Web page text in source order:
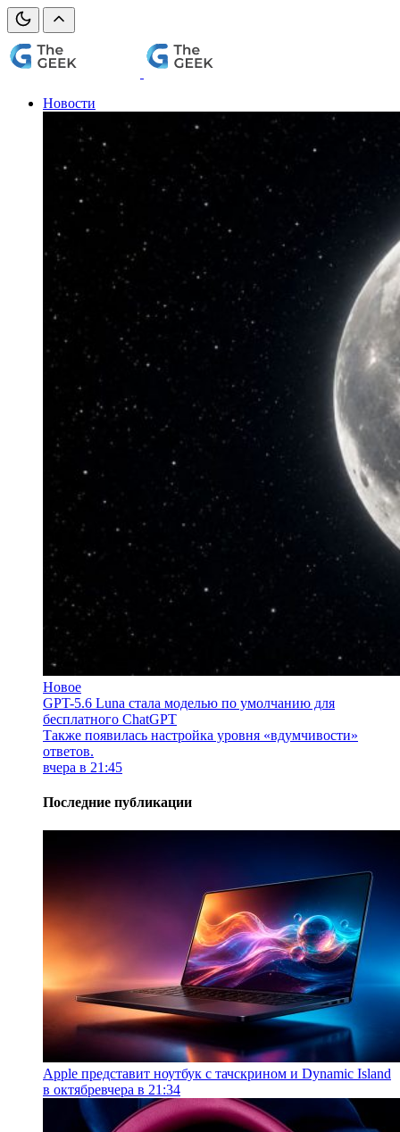
Новости
Новое
GPT-5.6 Luna стала моделью по умолчанию для
бесплатного ChatGPT
Также появилась настройка уровня «вдумчивости»
ответов.
вчера в 21:45
Последние публикации
Apple представит ноутбук с тачскрином и Dynamic Island
в октябревчера в 21:34